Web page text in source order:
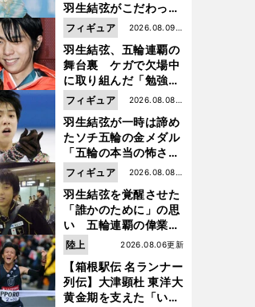
羽生結弦がこだわった
ジャンプの美学
羽生結弦、五輪連覇の
舞台裏 ケガで欠場中
に取り組んだ「勉強」
で成長
2026.08.09更
新
フィギュア
羽生結弦が一時は諦め
たソチ五輪の金メダル
「五輪の本当の怖さを
知った......」
2026.08.08更
新
フィギュア
羽生結弦を覚醒させた
「誰かのために」の思
い 五輪連覇の偉業へ
の道のり
2026.08.08更
新
フィギュア
【箱根駅伝 名ランナー
列伝】大津顕杜 東洋大
黄金期を支えた「いぶ
2026.08.06更新
陸上